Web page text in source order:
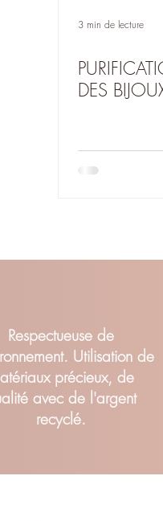
3 min de lecture
DES
Respectueuse de
Utilisation de
précieux, de
avec de l'argent
recyclé.